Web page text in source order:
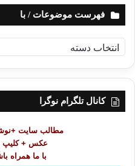
فهرست موضوعات / با
ه
ر
کانال تلگرام نوگرا
مطالب سایت
عکس + کلیپ
با ما همراه